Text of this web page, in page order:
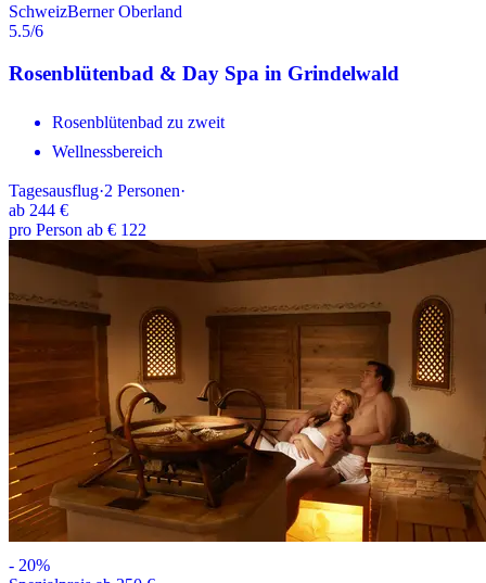
SchweizBerner Oberland
5.5/6
Rosenblütenbad & Day Spa in Grindelwald
Rosenblütenbad zu zweit
Wellnessbereich
Tagesausflug·2 Personen·
ab 244 €
pro Person ab € 122
- 20%